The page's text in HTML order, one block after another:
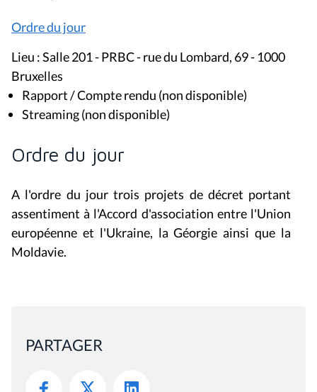
Ordre du jour
Lieu : Salle 201 - PRBC - rue du Lombard, 69 - 1000
Bruxelles
Rapport / Compte rendu (non disponible)
Streaming (non disponible)
Ordre du jour
A l'ordre du jour trois projets de décret portant
assentiment à l'Accord d'association entre l'Union
européenne et l'Ukraine, la Géorgie ainsi que la
Moldavie.
PARTAGER